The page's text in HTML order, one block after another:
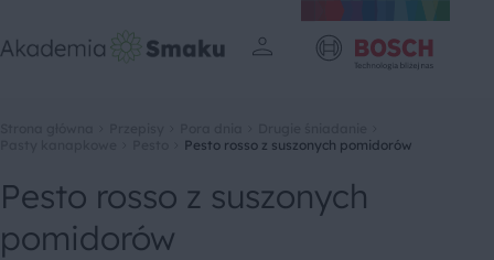
Pesto rosso z suszonych pomidorów
Pesto rosso z suszonych
pomidorów